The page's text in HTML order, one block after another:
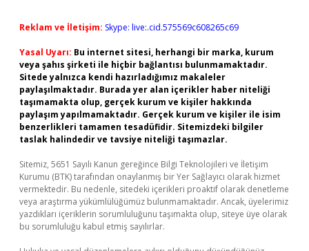
Reklam ve İletişim: Skype: live:.cid.575569c608265c69
Yasal Uyarı: Bu internet sitesi, herhangi bir marka, kurum
veya şahıs şirketi ile hiçbir bağlantısı bulunmamaktadır.
Sitede yalnızca kendi hazırladığımız makaleler
paylaşılmaktadır. Burada yer alan içerikler haber niteliği
taşımamakta olup, gerçek kurum ve kişiler hakkında
paylaşım yapılmamaktadır. Gerçek kurum ve kişiler ile isim
benzerlikleri tamamen tesadüfidir. Sitemizdeki bilgiler
taslak halindedir ve tavsiye niteliği taşımazlar.
Sitemiz, 5651 Sayılı Kanun gereğince Bilgi Teknolojileri ve İletişim
Kurumu (BTK) tarafından onaylanmış bir Yer Sağlayıcı olarak hizmet
vermektedir. Bu nedenle, sitedeki içerikleri proaktif olarak denetleme
veya araştırma yükümlülüğümüz bulunmamaktadır. Ancak, üyelerimiz
yazdıkları içeriklerin sorumluluğunu taşımakta olup, siteye üye olarak
bu sorumluluğu kabul etmiş sayılırlar.